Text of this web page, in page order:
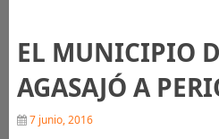
EL MUNICIPIO
AGASAJÓ A
7 junio, 2016